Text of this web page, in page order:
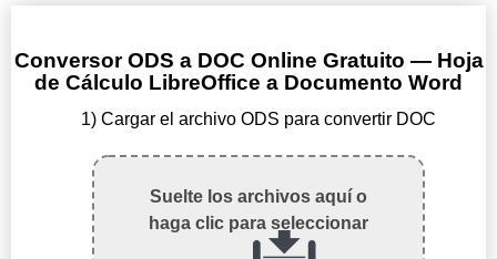
Conversor ODS a DOC Online Gratuito — Hoja
de Cálculo LibreOffice a Documento Word
1) Cargar el archivo ODS para convertir DOC
Suelte los archivos aquí o
haga clic para seleccionar